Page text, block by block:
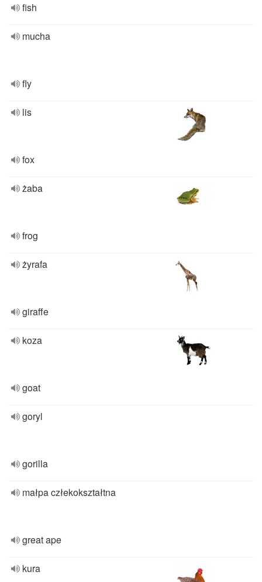
fish
mucha
fly
lis
fox
żaba
frog
żyrafa
giraffe
koza
goat
goryl
gorilla
małpa człekokształtna
great ape
kura